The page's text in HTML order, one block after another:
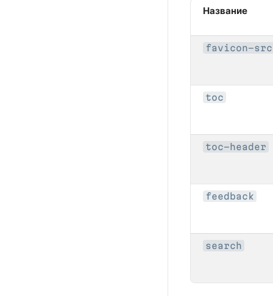
Название
favicon-src
toc
toc-header
feedback
search